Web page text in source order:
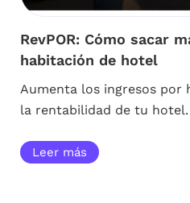
RevPOR: Cómo sacar
habitación de hotel
Aumenta los ingresos por
la rentabilidad de tu hotel.
Leer más